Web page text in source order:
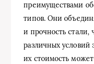
преимуществами
типов. Они
и прочность стали,
различных условий
их стоимость